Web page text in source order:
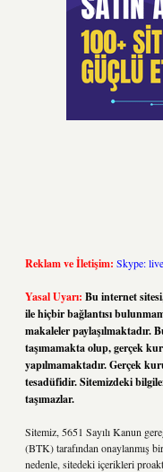
Reklam ve İletişim: Skype:
Yasal Uyarı: Bu internet
ile hiçbir bağlantısı
makaleler paylaşılmaktadır.
taşımamakta olup, gerçek
yapılmamaktadır. Gerçek
tesadüfidir. Sitemizdeki
taşımazlar.
Sitemiz, 5651 Sayılı Kanun
(BTK) tarafından onaylanmış
nedenle, sitedeki içerikleri